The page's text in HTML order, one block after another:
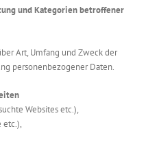
und Kategorien betroffener
Art, Umfang und Zweck der
personenbezogener Daten.
Websites etc.),
etc.),